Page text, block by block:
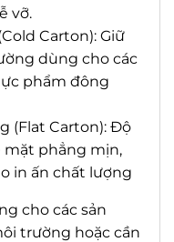
vỡ.
Carton): Giữ
dùng cho các
phẩm đông
(Flat Carton): Độ
mặt phẳng mịn,
in ấn chất lượng
cho các sản
trường hoặc cần